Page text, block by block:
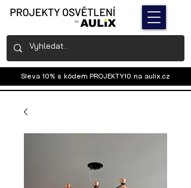
Sleva 10% s kódem PROJEKTY10 na aulix.cz